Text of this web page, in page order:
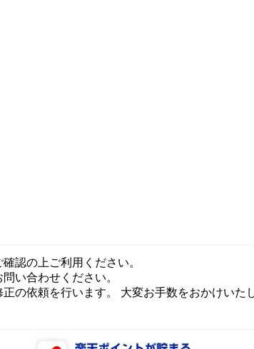
認の上ご利用ください。
い合わせください。
の依頼を行います。 大変お手数をおかけいた